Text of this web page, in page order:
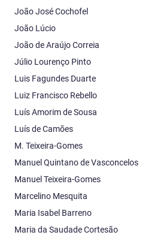
João José Cochofel
João Lúcio
João de Araújo Correia
Júlio Lourenço Pinto
Luis Fagundes Duarte
Luiz Francisco Rebello
Luís Amorim de Sousa
Luís de Camões
M. Teixeira-Gomes
Manuel Quintano de Vasconcelos
Manuel Teixeira-Gomes
Marcelino Mesquita
Maria Isabel Barreno
Maria da Saudade Cortesão